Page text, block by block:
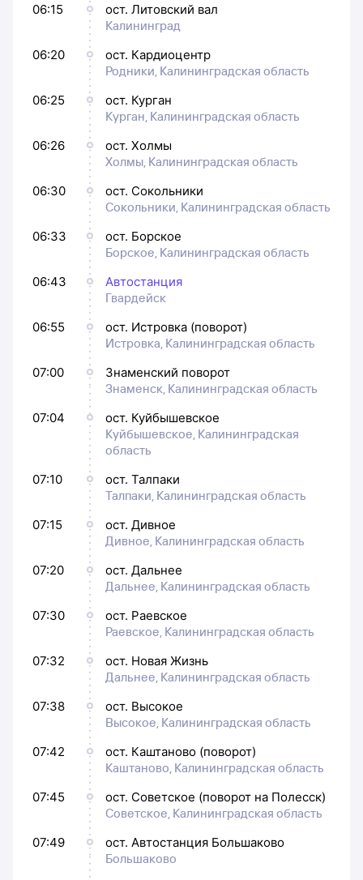
06:15
ост. Литовский вал
Калининград
06:20
ост. Кардиоцентр
Родники, Калининградская область
06:25
ост. Курган
Курган, Калининградская область
06:26
ост. Холмы
Холмы, Калининградская область
06:30
ост. Сокольники
Сокольники, Калининградская область
06:33
ост. Борское
Борское, Калининградская область
06:43
Автостанция
Гвардейск
06:55
ост. Истровка (поворот)
Истровка, Калининградская область
07:00
Знаменский поворот
Знаменск, Калининградская область
07:04
ост. Куйбышевское
Куйбышевское, Калининградская
область
07:10
ост. Талпаки
Талпаки, Калининградская область
07:15
ост. Дивное
Дивное, Калининградская область
07:20
ост. Дальнее
Дальнее, Калининградская область
07:30
ост. Раевское
Раевское, Калининградская область
07:32
ост. Новая Жизнь
Дальнее, Калининградская область
07:38
ост. Высокое
Высокое, Калининградская область
07:42
ост. Каштаново (поворот)
Каштаново, Калининградская область
07:45
ост. Советское (поворот на Полесск)
Советское, Калининградская область
07:49
ост. Автостанция Большаково
Большаково